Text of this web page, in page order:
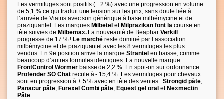
Les vermifuges sont positifs (+ 2%) avec une progression en volume
de 5,1 % ce qui traduit une tension sur les prix, sans doute liée à
l’arrivée de Viatris avec son générique à base milbémycine et de
praziquantel. Les marques MilbeteletMilprazikan font la course en
tête suivies de Milbemax. La nouveauté de BeapharVerkill
progresse de 17 % ! Le marchéreste dominé par l’association
milbémycine et de praziquantel avec les 8 vermifuges les plus
vendus. En 9e position arrive la marqueStrantel en baisse, comme
beaucoup d’autres formules identiques. La nouvelle marque
FrontControl Wormerbaisse de 2,2 %. En spot-on sur ordonnance
Profender SO Chatrecule à - 15,4 %. Les vermifuges pour chevaux
sont en progression à + 5 % avec en tête des ventes : Strongid pâte,
Panacur pâte, Furexel Combi pâte ,Equest gel oral etNexmectin
Pâte.